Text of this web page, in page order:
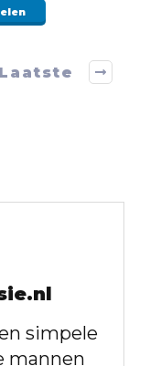
Laatste
simpele
mannen